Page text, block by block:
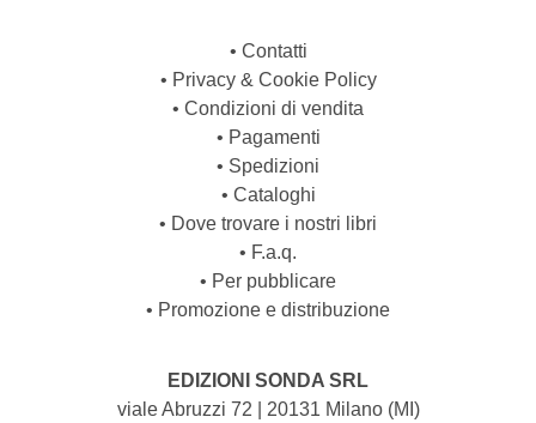
• Contatti
• Privacy & Cookie Policy
• Condizioni di vendita
• Pagamenti
• Spedizioni
• Cataloghi
• Dove trovare i nostri libri
• F.a.q.
• Per pubblicare
• Promozione e distribuzione
EDIZIONI SONDA SRL
viale Abruzzi 72 | 20131 Milano (MI)